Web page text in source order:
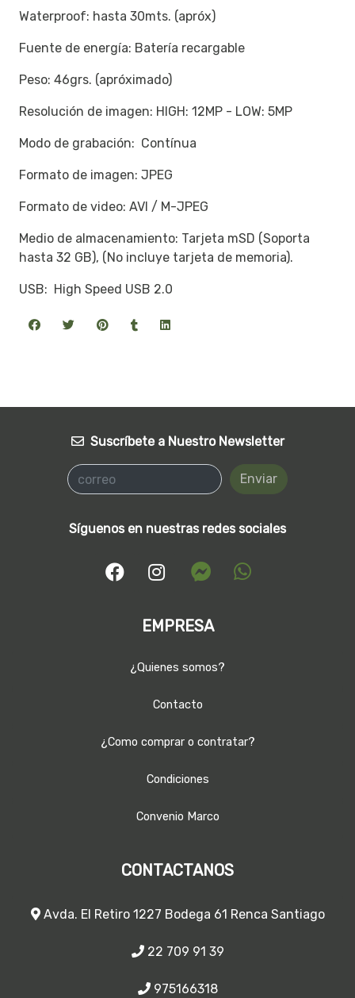
Waterproof: hasta 30mts. (apróx)
Fuente de energía: Batería recargable
Peso: 46grs. (apróximado)
Resolución de imagen: HIGH: 12MP - LOW: 5MP
Modo de grabación: Contínua
Formato de imagen: JPEG
Formato de video: AVI / M-JPEG
Medio de almacenamiento: Tarjeta mSD (Soporta
hasta 32 GB), (No incluye tarjeta de memoria).
USB: High Speed USB 2.0
Suscríbete a Nuestro Newsletter
Enviar
Síguenos en nuestras redes sociales
EMPRESA
¿Quienes somos?
Contacto
¿Como comprar o contratar?
Condiciones
Convenio Marco
CONTACTANOS
Avda. El Retiro 1227 Bodega 61 Renca Santiago
22 709 91 39
975166318